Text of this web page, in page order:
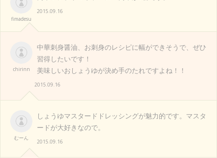
fimadesu
2015.09.16
chirinn
中華刺身醤油、お刺身のレシピに幅ができそうで、ぜひ
習得したいです！
美味しいおしょうゆが決め手のたれですよね！！
2015.09.16
むーん
しょうゆマスタードドレッシングが魅力的です。マスタ
ードが大好きなので。
2015.09.16